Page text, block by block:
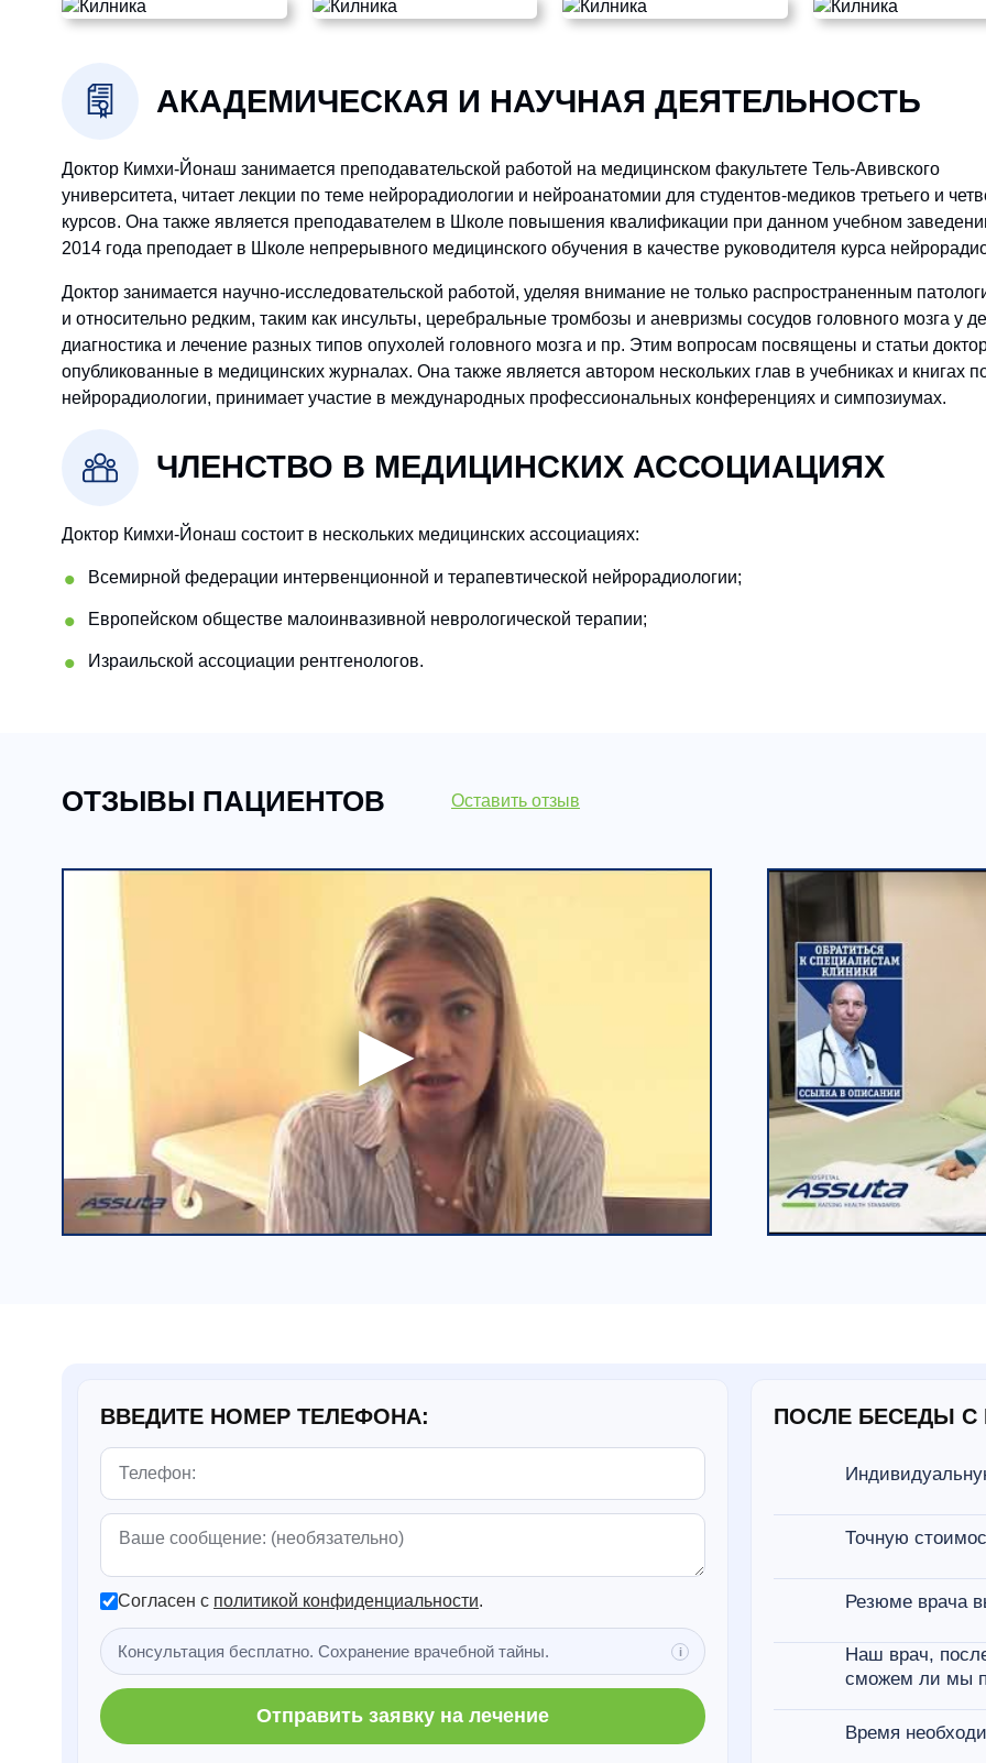
АКАДЕМИЧЕСКАЯ И НАУЧНАЯ ДЕЯТЕЛЬНОСТЬ
Доктор Кимхи-Йонаш занимается преподавательской работой на медицинском факультете Тель-Авивского
университета, читает лекции по теме нейрорадиологии и нейроанатомии для студентов-медиков третьего и
курсов. Она также является преподавателем в Школе повышения квалификации при данном учебном
2014 года преподает в Школе непрерывного медицинского обучения в качестве руководителя курса
Доктор занимается научно-исследовательской работой, уделяя внимание не только распространенным
и относительно редким, таким как инсульты, церебральные тромбозы и аневризмы сосудов головного мозга у
диагностика и лечение разных типов опухолей головного мозга и пр. Этим вопросам посвящены и статьи
опубликованные в медицинских журналах. Она также является автором нескольких глав в учебниках и книгах
нейрорадиологии, принимает участие в международных профессиональных конференциях и симпозиумах.
ЧЛЕНСТВО В МЕДИЦИНCКИХ АССОЦИАЦИЯХ
Доктор Кимхи-Йонаш состоит в нескольких медицинских ассоциациях:
Всемирной федерации интервенционной и терапевтической нейрорадиологии;
Европейском обществе малоинвазивной неврологической терапии;
Израильской ассоциации рентгенологов.
ОТЗЫВЫ ПАЦИЕНТОВ Оставить отзыв
ВВЕДИТЕ НОМЕР ТЕЛЕФОНА:
Согласен с политикой конфиденциальности.
Консультация бесплатно. Сохранение врачебной тайны.
Отправить заявку на лечение
ПОСЛЕ БЕСЕДЫ С
Точную
Резюме врача
Наш врач,
сможем ли мы
Время